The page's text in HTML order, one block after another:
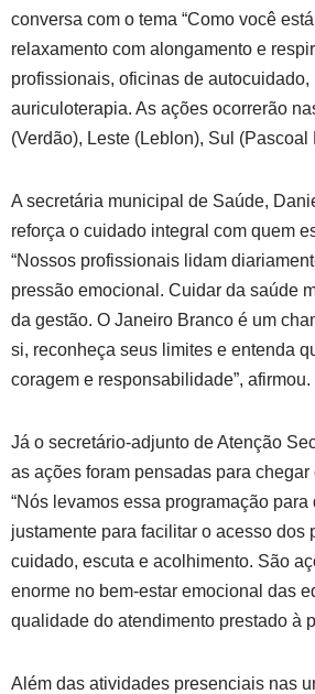
conversa com o tema “Como você
relaxamento com alongamento e
profissionais, oficinas de
auriculoterapia. As ações ocorrerão
(Verdão), Leste (Leblon), Sul
A secretária municipal de Saúde,
reforça o cuidado integral com quem
“Nossos profissionais lidam
pressão emocional. Cuidar da saúde
da gestão. O Janeiro Branco é um
si, reconheça seus limites e entenda
coragem e responsabilidade”, afirmou.
Já o secretário-adjunto de Atenção
as ações foram pensadas para
“Nós levamos essa programação
justamente para facilitar o acesso
cuidado, escuta e acolhimento. São
enorme no bem-estar emocional das
qualidade do atendimento prestado à
Além das atividades presenciais nas